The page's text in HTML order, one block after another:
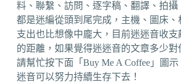
料、聯繫、訪問、逐字稿、翻譯、拍攝
都是迷編從頭到尾完成，主機、圖床、
支出也比想像中龐大，目前迷迷音收支
的距離，如果覺得迷迷音的文章多少對
請幫忙按下面「Buy Me A Coffee」圖
迷音可以努力持續生存下去！